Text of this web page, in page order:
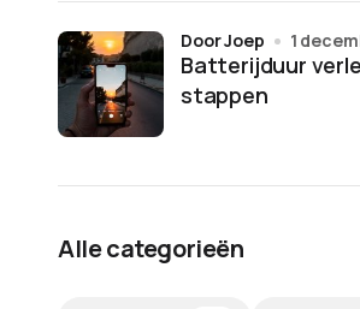
Batterijduur
stappen
door Joep 1
Alle categorieën